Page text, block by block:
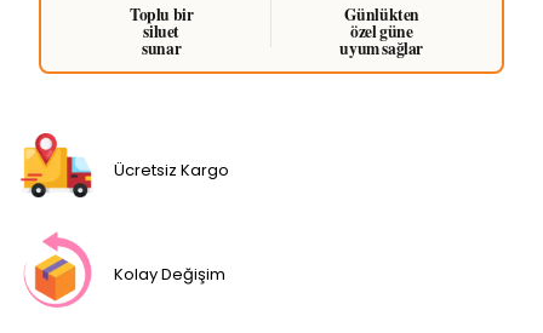
Toplu bir
siluet
sunar
Günlükten
özel güne
uyum sağlar
Ücretsiz Kargo
Kolay Değişim